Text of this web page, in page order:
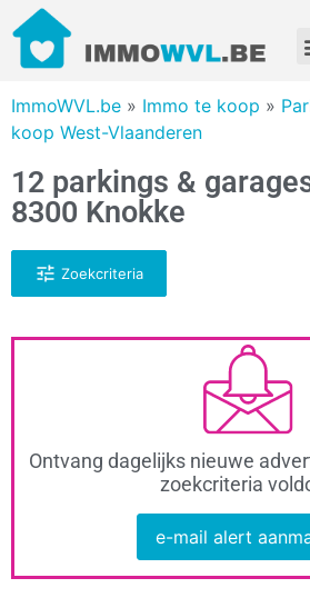
ImmoWVL.be » Immo te koop »
koop West-Vlaanderen
12 parkings &
8300 Knokke
Zoekcriteria
Ontvang dagelijks nieuwe
zoekcriteria
e-mail alert